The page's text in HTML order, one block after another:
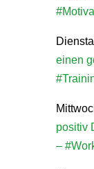
einen
positiv
–